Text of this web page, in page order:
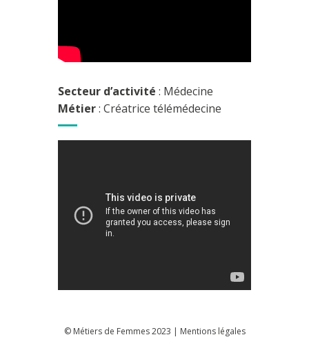
Secteur d’activité : Médecine
Métier: Créatrice télémédecine
© Métiers de Femmes 2023 | Mentions légales